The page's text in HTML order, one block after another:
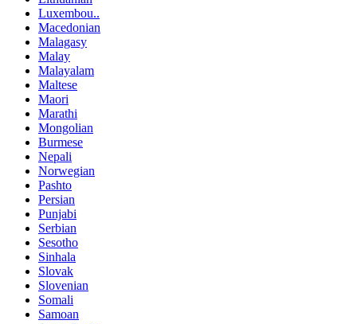
Luxembou..
Macedonian
Malagasy
Malay
Malayalam
Maltese
Maori
Marathi
Mongolian
Burmese
Nepali
Norwegian
Pashto
Persian
Punjabi
Serbian
Sesotho
Sinhala
Slovak
Slovenian
Somali
Samoan